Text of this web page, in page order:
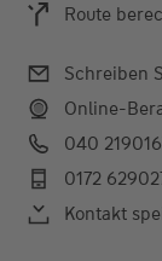
Route
Schreiben
Online-
040
0172
Kontakt